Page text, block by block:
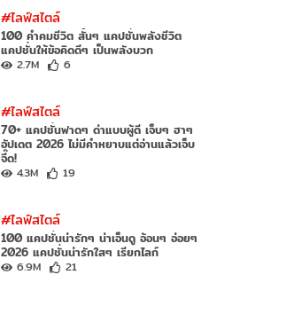
#ไลฟ์สไตล์
100 คำคมชีวิต สั้นๆ แคปชั่นพลังชีวิต
แคปชั่นให้ข้อคิดดีๆ เป็นพลังบวก
2.7M 6
#ไลฟ์สไตล์
70+ แคปชั่นฟาดๆ ด่าแบบผู้ดี เจ็บๆ ฮาๆ
อัปเดต 2026 ไม่มีคำหยาบแต่อ่านแล้วเจ็บ
จี๊ด!
4.3M 19
#ไลฟ์สไตล์
100 แคปชั่นน่ารักๆ น่าเอ็นดู อ้อนๆ อ่อยๆ
2026 แคปชั่นน่ารักใสๆ เรียกไลก์
6.9M 21